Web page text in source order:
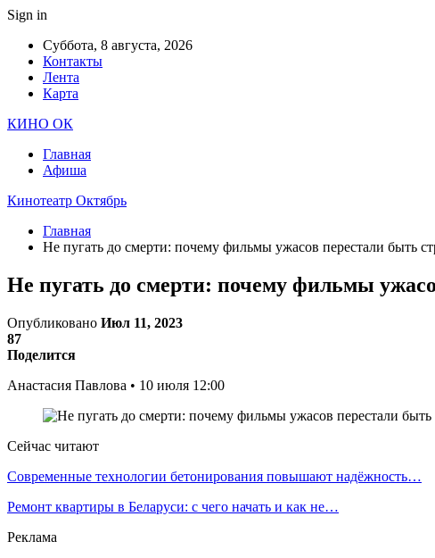
Sign in
Суббота, 8 августа, 2026
Контакты
Лента
Карта
КИНО ОК
Главная
Афиша
Кинотеатр Октябрь
Главная
Не пугать до смерти: почему фильмы ужасов перестали быть
Не пугать до смерти: почему фильмы
Опубликовано Июл 11, 2023
87
Поделится
Анастасия Павлова • 10 июля 12:00
Сейчас читают
Современные технологии бетонирования повышают надёжность…
Ремонт квартиры в Беларуси: с чего начать и как не…
Реклама